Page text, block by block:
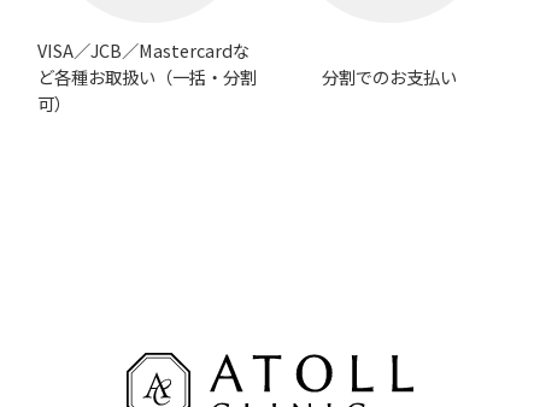
VISA／JCB／Mastercardな
ど各種お取扱い（一括・分割
可）
分割でのお支払い